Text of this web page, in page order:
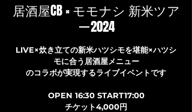
居酒屋CB × モモナシ 新米ツア
ー2024
LIVE×炊き立ての新米ハツシモを堪能×ハツシ
モに合う居酒屋メニュー
のコラボが実現するライブイベントです
OPEN 16:30 START17:00
チケット4,000円